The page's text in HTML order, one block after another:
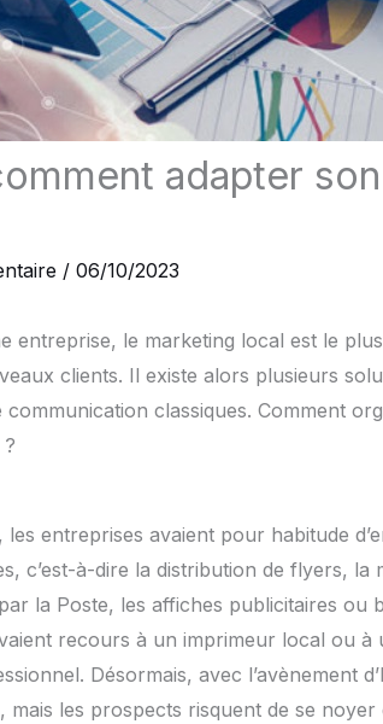
adapter
/ 06/10/2023
entreprise, le marketing local est le
clients. Il existe alors plusieurs
classiques. Comment
entreprises avaient pour habitude
c’est-à-dire la distribution de flyers, la
la Poste, les affiches publicitaires ou
recours à un imprimeur local ou à
Désormais, avec l’avènement
mais les prospects risquent de se